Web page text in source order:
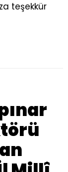
teşekkür